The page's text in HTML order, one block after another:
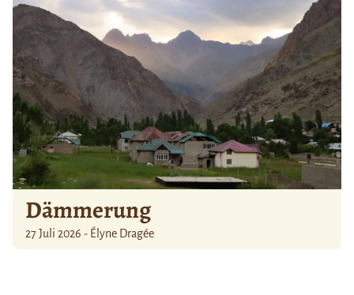
Dämmerung
27 Juli 2026 - Élyne Dragée